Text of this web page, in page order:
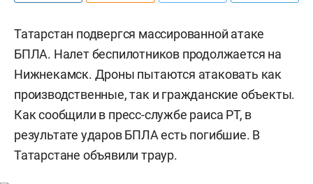
Татарстан подвергся массированной атаке
БПЛА. Налет беспилотников продолжается на
Нижнекамск. Дроны пытаются атаковать как
производственные, так и гражданские объекты.
Как сообщили в пресс-службе раиса РТ, в
результате ударов БПЛА есть погибшие. В
Татарстане объявили траур.